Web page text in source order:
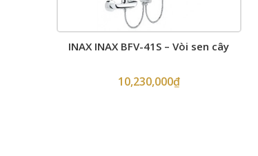
INAX INAX BFV-41S – Vòi sen cây
10,230,000₫